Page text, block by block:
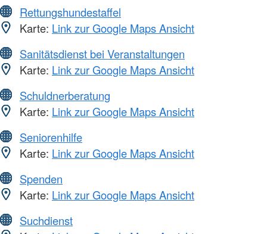
Rettungshundestaffel
Karte: Link zur Google Maps Ansicht
Sanitätsdienst bei Veranstaltungen
Karte: Link zur Google Maps Ansicht
Schuldnerberatung
Karte: Link zur Google Maps Ansicht
Seniorenhilfe
Karte: Link zur Google Maps Ansicht
Spenden
Karte: Link zur Google Maps Ansicht
Suchdienst